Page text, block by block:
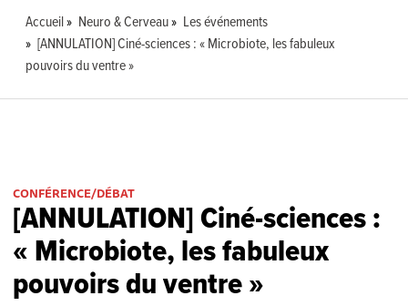
Accueil Neuro & Cerveau
Les événements
[ANNULATION] Ciné-sciences : « Microbiote, les fabuleux
pouvoirs du ventre »
CONFÉRENCE/DÉBAT
[ANNULATION] Ciné-sciences :
« Microbiote, les fabuleux
pouvoirs du ventre »